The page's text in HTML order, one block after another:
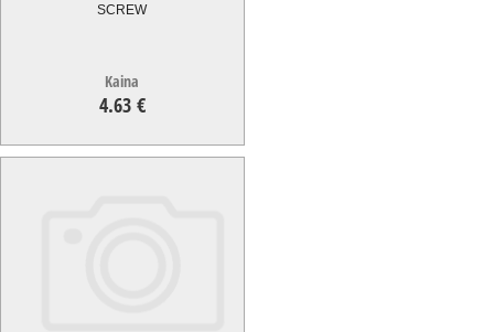
SCREW
Kaina
4.63 €
4.63€